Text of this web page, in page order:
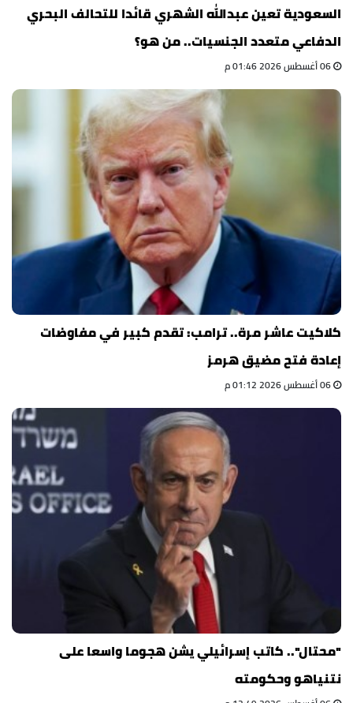
السعودية تعين عبدالله الشهري قائدا للتحالف البحري
الدفاعي متعدد الجنسيات.. من هو؟
كلاكيت عاشر مرة.. ترامب: تقدم كبير في مفاوضات
إعادة فتح مضيق هرمز
"محتال".. كاتب إسرائيلي يشن هجوما واسعا على
نتنياهو وحكومته